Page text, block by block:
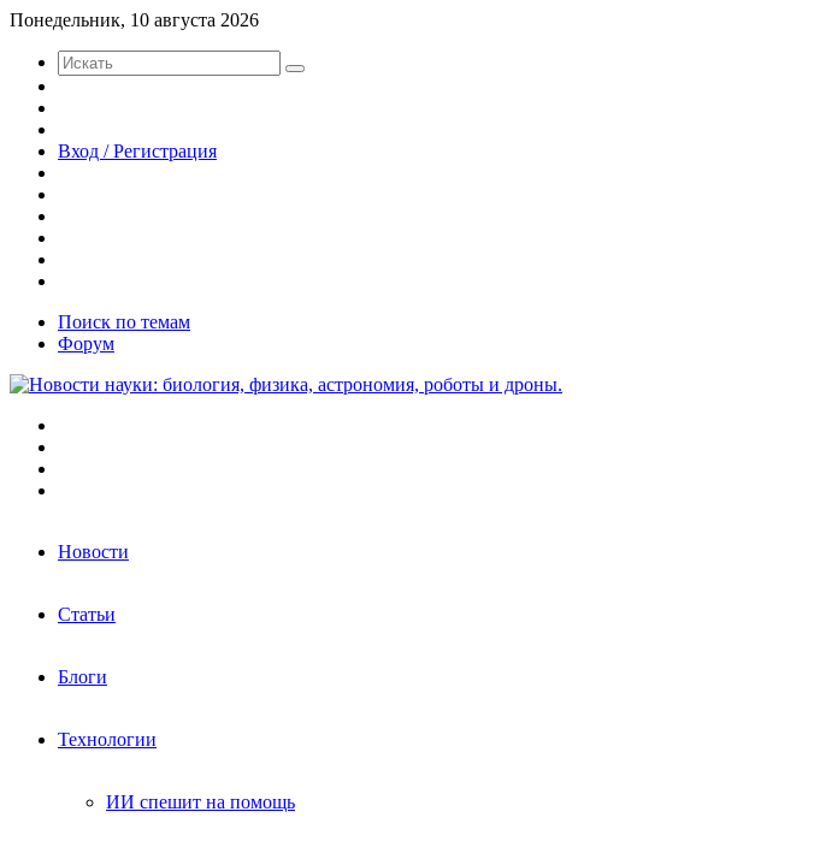
Понедельник, 10 августа 2026
Искать
статья
Вход / Регистрация
Поиск по темам
Форум
Новости
Статьи
Блоги
Технологии
ИИ спешит на помощь